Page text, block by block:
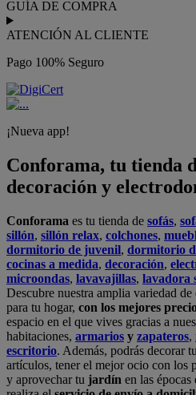
GUÍA DE COMPRA
ATENCIÓN AL CLIENTE
Pago 100% Seguro
¡Nueva app!
Conforama, tu tienda
decoración y
Conforama es tu tienda de sofás,
sillón, sillón relax, colchones,
dormitorio de juvenil, dormitorio
cocinas a medida, decoración,
microondas, lavavajillas, lavadora
Descubre nuestra amplia variedad
para tu hogar, con los mejores
espacio en el que vives gracias a
habitaciones, armarios y zapateros,
escritorio. Además, podrás decorar
artículos, tener el mejor ocio con los
y aprovechar tu jardín en las